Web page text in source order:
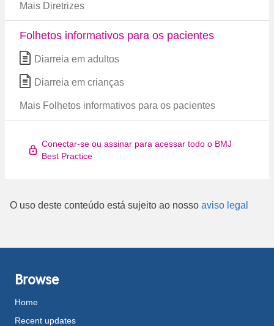
Mais Diretrizes
Folhetos informativos para os pacientes
Diarreia em adultos
Diarreia em crianças
Mais Folhetos informativos para os pacientes
Conectar-se ou assinar para acessar todo o BMJ
Best Practice
O uso deste conteúdo está sujeito ao nosso aviso legal
Browse
Home
Recent updates